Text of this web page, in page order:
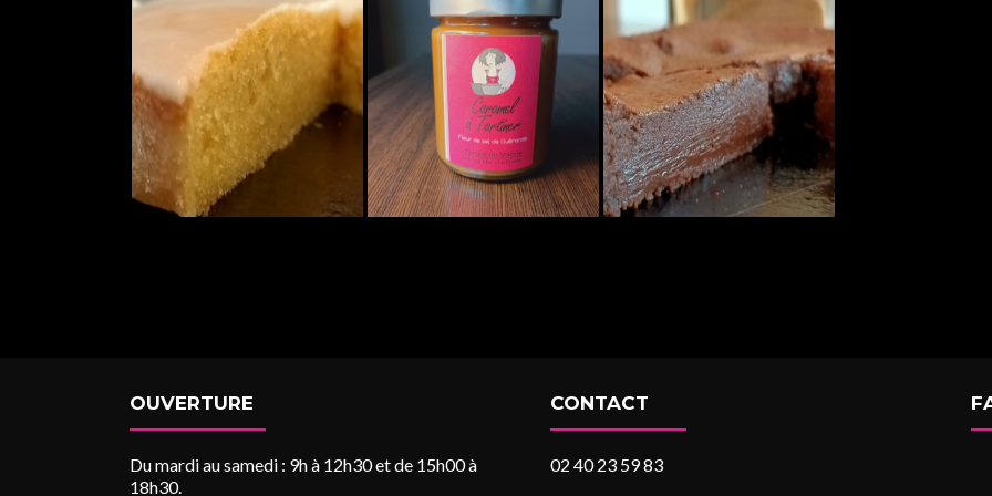
OUVERTURE
Du mardi au samedi : 9h à 12h30 et de 15h00 à
18h30.
CONTACT
02 40 23 59 83